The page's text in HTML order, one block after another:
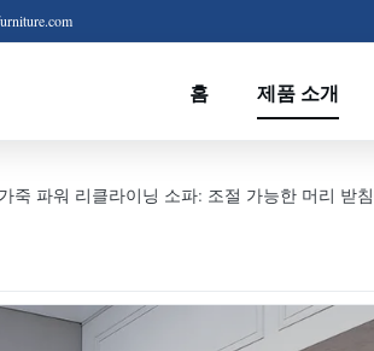
홈 제품 소개
죽 파워 리클라이닝 소파: 조절 가능한 머리 받